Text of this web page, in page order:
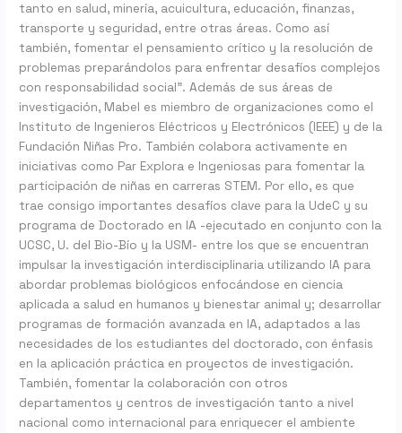
tanto en salud, minería, acuicultura, educación, finanzas,
transporte y seguridad, entre otras áreas. Como así
también, fomentar el pensamiento crítico y la resolución de
problemas preparándolos para enfrentar desafíos complejos
con responsabilidad social”. Además de sus áreas de
investigación, Mabel es miembro de organizaciones como el
Instituto de Ingenieros Eléctricos y Electrónicos (IEEE) y de la
Fundación Niñas Pro. También colabora activamente en
iniciativas como Par Explora e Ingeniosas para fomentar la
participación de niñas en carreras STEM. Por ello, es que
trae consigo importantes desafíos clave para la UdeC y su
programa de Doctorado en IA -ejecutado en conjunto con la
UCSC, U. del Bio-Bío y la USM- entre los que se encuentran
impulsar la investigación interdisciplinaria utilizando IA para
abordar problemas biológicos enfocándose en ciencia
aplicada a salud en humanos y bienestar animal y; desarrollar
programas de formación avanzada en IA, adaptados a las
necesidades de los estudiantes del doctorado, con énfasis
en la aplicación práctica en proyectos de investigación.
También, fomentar la colaboración con otros
departamentos y centros de investigación tanto a nivel
nacional como internacional para enriquecer el ambiente